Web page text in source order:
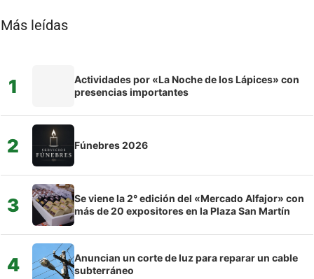
Más leídas
1
Actividades por «La Noche de los Lápices» con
presencias importantes
2 Fúnebres 2026
3
Se viene la 2° edición del «Mercado Alfajor» con
más de 20 expositores en la Plaza San Martín
4
Anuncian un corte de luz para reparar un cable
subterráneo